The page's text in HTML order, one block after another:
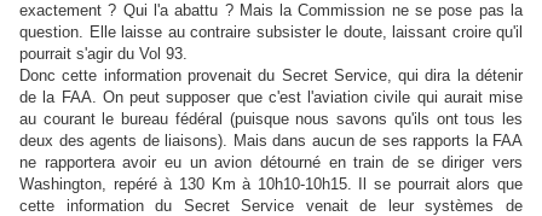
exactement ? Qui l'a abattu ? Mais la Commission ne se pose pas la
question. Elle laisse au contraire subsister le doute, laissant croire qu'il
pourrait s'agir du Vol 93.
Donc cette information provenait du Secret Service, qui dira la détenir
de la FAA. On peut supposer que c'est l'aviation civile qui aurait mise
au courant le bureau fédéral (puisque nous savons qu'ils ont tous les
deux des agents de liaisons). Mais dans aucun de ses rapports la FAA
ne rapportera avoir eu un avion détourné en train de se diriger vers
Washington, repéré à 130 Km à 10h10-10h15. Il se pourrait alors que
cette information du Secret Service venait de leur systèmes de